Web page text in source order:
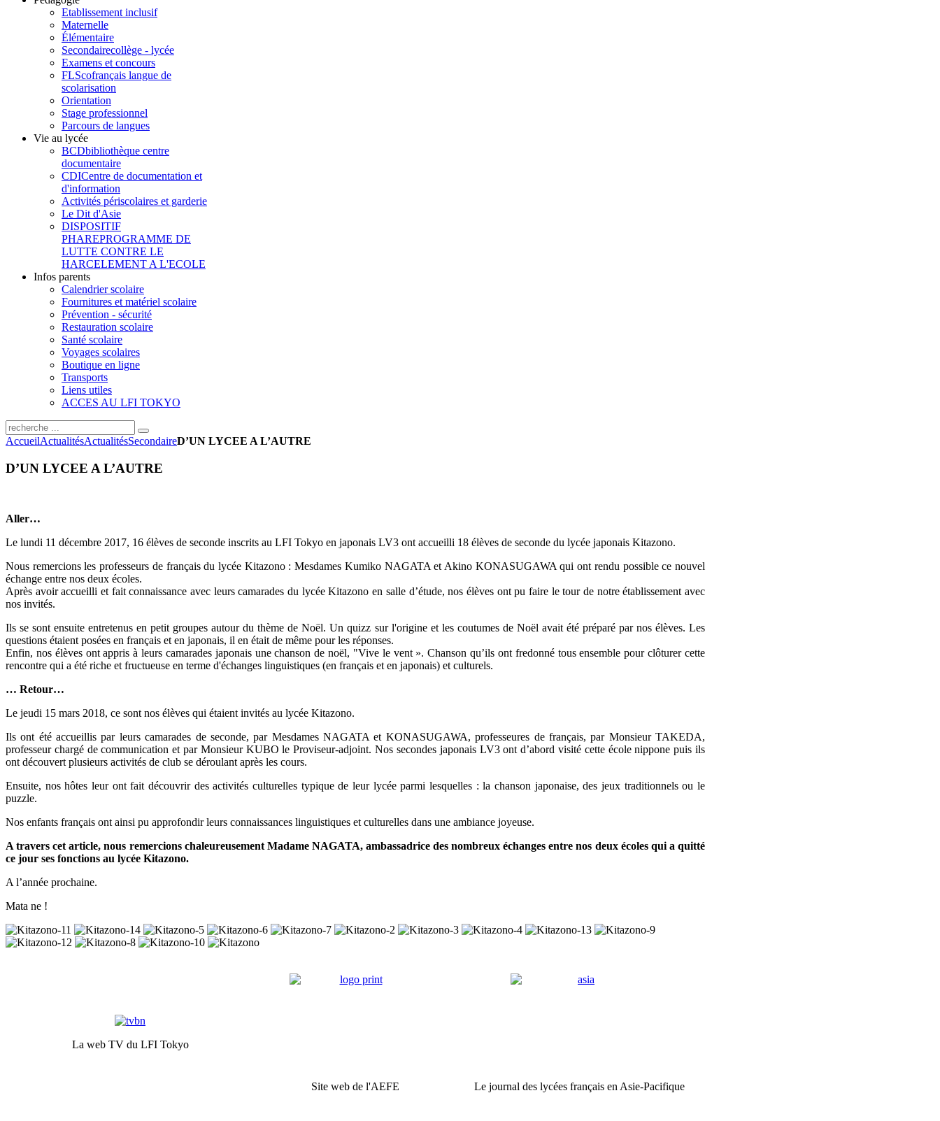
Etablissement inclusif
Maternelle
Élémentaire
Secondairecollège - lycée
Examens et concours
FLScofrançais langue de
scolarisation
Orientation
Stage professionnel
Parcours de langues
Vie au lycée
BCDbibliothèque centre
documentaire
CDICentre de documentation et
d'information
Activités périscolaires et garderie
Le Dit d'Asie
DISPOSITIF
PHAREPROGRAMME DE
LUTTE CONTRE LE
HARCELEMENT A L'ECOLE
Infos parents
Calendrier scolaire
Fournitures et matériel scolaire
Prévention - sécurité
Restauration scolaire
Santé scolaire
Voyages scolaires
Boutique en ligne
Transports
Liens utiles
ACCES AU LFI TOKYO
AccueilActualitésActualitésSecondaireD’UN LYCEE A L’AUTRE
D’UN LYCEE A L’AUTRE
Aller…
Le lundi 11 décembre 2017, 16 élèves de seconde inscrits au LFI Tokyo en japonais LV3 ont accueilli 18 élèves de seconde du lycée japonais Kitazono.
Nous remercions les professeurs de français du lycée Kitazono : Mesdames Kumiko NAGATA et Akino KONASUGAWA qui ont rendu possible ce nouvel
échange entre nos deux écoles.
Après avoir accueilli et fait connaissance avec leurs camarades du lycée Kitazono en salle d’étude, nos élèves ont pu faire le tour de notre établissement avec
nos invités.
Ils se sont ensuite entretenus en petit groupes autour du thème de Noël. Un quizz sur l'origine et les coutumes de Noël avait été préparé par nos élèves. Les
questions étaient posées en français et en japonais, il en était de même pour les réponses.
Enfin, nos élèves ont appris à leurs camarades japonais une chanson de noël, "Vive le vent ». Chanson qu’ils ont fredonné tous ensemble pour clôturer cette
rencontre qui a été riche et fructueuse en terme d'échanges linguistiques (en français et en japonais) et culturels.
… Retour…
Le jeudi 15 mars 2018, ce sont nos élèves qui étaient invités au lycée Kitazono.
Ils ont été accueillis par leurs camarades de seconde, par Mesdames NAGATA et KONASUGAWA, professeures de français, par Monsieur TAKEDA,
professeur chargé de communication et par Monsieur KUBO le Proviseur-adjoint. Nos secondes japonais LV3 ont d’abord visité cette école nippone puis ils
ont découvert plusieurs activités de club se déroulant après les cours.
Ensuite, nos hôtes leur ont fait découvrir des activités culturelles typique de leur lycée parmi lesquelles : la chanson japonaise, des jeux traditionnels ou le
puzzle.
Nos enfants français ont ainsi pu approfondir leurs connaissances linguistiques et culturelles dans une ambiance joyeuse.
A travers cet article, nous remercions chaleureusement Madame NAGATA, ambassadrice des nombreux échanges entre nos deux écoles qui a quitté
ce jour ses fonctions au lycée Kitazono.
A l’année prochaine.
Mata ne !
La web TV du LFI Tokyo
Site web de l'AEFE Le journal des lycées français en Asie-Pacifique